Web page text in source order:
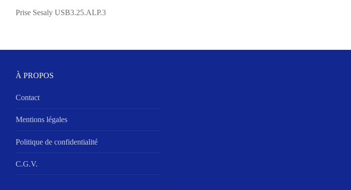
Prise Sesaly USB3.25.ALP.3
À PROPOS
Contact
Mentions légales
Politique de confidentialité
C.G.V.